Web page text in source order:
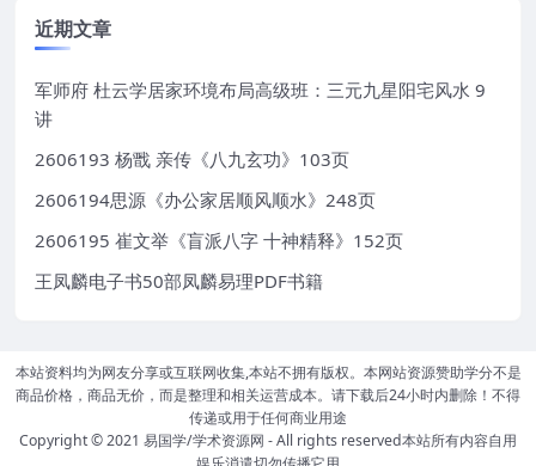
近期文章
军师府 杜云学居家环境布局高级班：三元九星阳宅风水 9
讲
2606193 杨戬 亲传《八九玄功》103页
2606194思源《办公家居顺风顺水》248页
2606195 崔文举《盲派八字 十神精释》152页
王凤麟电子书50部凤麟易理PDF书籍
本站资料均为网友分享或互联网收集,本站不拥有版权。本网站资源赞助学分不是
商品价格，商品无价，而是整理和相关运营成本。请下载后24小时内删除！不得
传递或用于任何商业用途
Copyright © 2021 易国学/学术资源网 - All rights reserved本站所有内容自用